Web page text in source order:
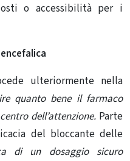
o accessibilità per i
ulteriormente nella
quanto bene il farmaco
dell’attenzione. Parte
del bloccante delle
di un dosaggio sicuro